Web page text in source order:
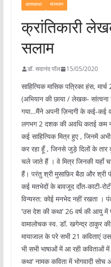
आत्मकथा संस्मरण
क्रांतिकारी
सलाम
डॉ. सदानंद पॉल 15/05/2020
साहित्यिक मासिक पत्रिका हंस,
(अभियान की छाया / लेखक-
गया…मैंने अपनी ज़िन्दगी के कई-कई
लगभग 2 दशक की अवधि कतई कम
कई साहित्यिक मित्र हुए , जिनमें
कर रहा हूँ , जिनसे जुड़े दिलों के तार
चले जाते हैं । वे मित्र जिनकी यहाँ
हैं। परंतु श्री मुसाफ़िर बैठा और श्री
कई मतभेदों के बावजूद दाँत-काटी-
विन्यस्त: कोई मनभेद नहीं रखता ।
‘उस देश की कथा’ 26 वर्ष की आयु में
वामालोचक स्व. डॉ. खगेन्द्र ठाकुर की
मायाजाल के परे सभी 21 कविताएं
भी सभी भाषाओं में आ रही कविताओं
कथा’ नामक कविता में भोगवादी